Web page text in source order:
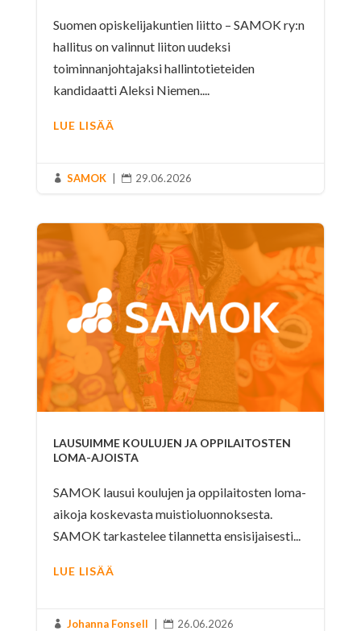
Suomen opiskelijakuntien liitto – SAMOK ry:n
hallitus on valinnut liiton uudeksi
toiminnanjohtajaksi hallintotieteiden
kandidaatti Aleksi Niemen....
LUE LISÄÄ
 SAMOK  29.06.2026
LAUSUIMME KOULUJEN JA OPPILAITOSTEN
LOMA-AJOISTA
SAMOK lausui koulujen ja oppilaitosten loma-
aikoja koskevasta muistioluonnoksesta.
SAMOK tarkastelee tilannetta ensisijaisesti...
LUE LISÄÄ
 Johanna Fonsell |  26.06.2026